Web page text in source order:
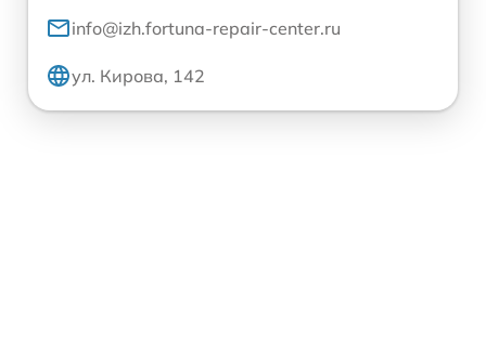
info@izh.fortuna-repair-center.ru
ул. Кирова, 142